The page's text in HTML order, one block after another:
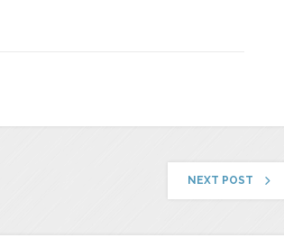
NEXT POST